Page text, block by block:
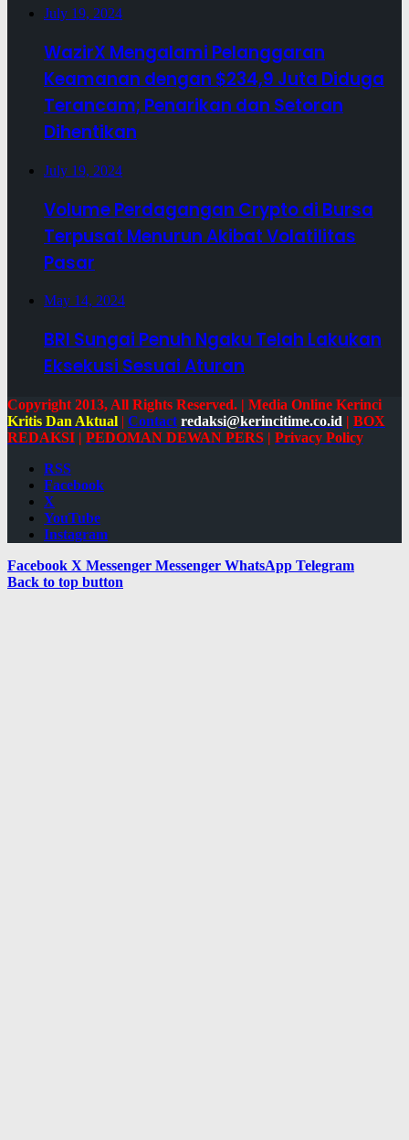
July 19, 2024
WazirX Mengalami Pelanggaran
Keamanan dengan $234,9 Juta Diduga
Terancam; Penarikan dan Setoran
Dihentikan
July 19, 2024
Volume Perdagangan Crypto di Bursa
Terpusat Menurun Akibat Volatilitas
Pasar
May 14, 2024
BRI Sungai Penuh Ngaku Telah Lakukan
Eksekusi Sesuai Aturan
Copyright 2013, All Rights Reserved. | Media Online Kerinci
Kritis Dan Aktual | Contact redaksi@kerincitime.co.id | BOX
REDAKSI | PEDOMAN DEWAN PERS | Privacy Policy
RSS
Facebook
X
YouTube
Instagram
Facebook X Messenger Messenger WhatsApp Telegram
Back to top button